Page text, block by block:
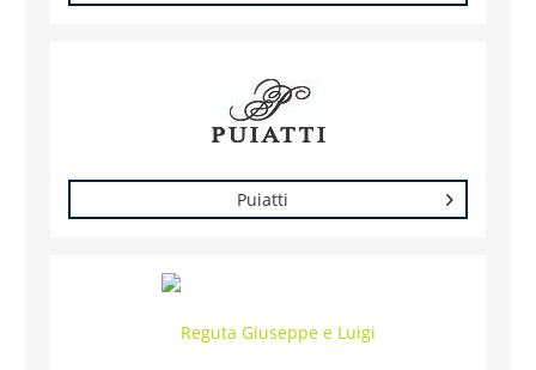
Puiatti